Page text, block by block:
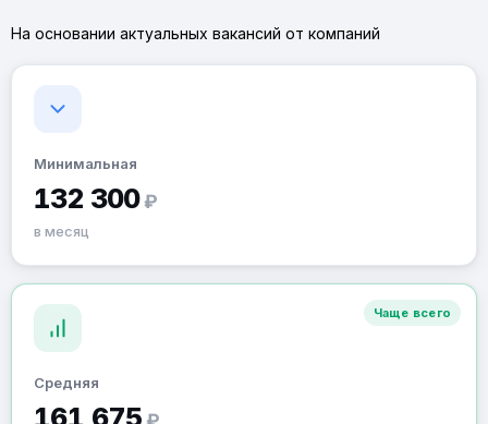
На основании актуальных вакансий от компаний
Минимальная
132 300 ₽
в месяц
Чаще всего
Средняя
161 675